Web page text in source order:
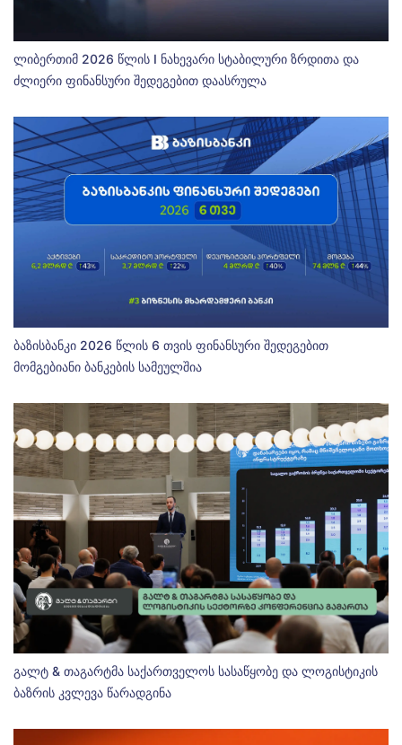
ლიბერთიმ 2026 წლის I ნახევარი სტაბილური ზრდითა და
ძლიერი ფინანსური შედეგებით დაასრულა
ბაზისბანკი 2026 წლის 6 თვის ფინანსური შედეგებით
მომგებიანი ბანკების სამეულშია
გალტ & თაგარტმა საქართველოს სასაწყობე და ლოგისტიკის
ბაზრის კვლევა წარადგინა